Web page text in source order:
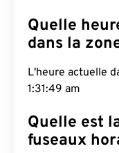
Quelle
dans la
L'heure actuelle
1:31:50 am
Quelle est
fuseaux